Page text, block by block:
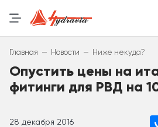
Главная – Новости – Ниже некуда?
Опустить цены на
фитинги для РВД на
28 декабря 2016